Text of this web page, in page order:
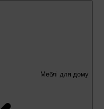
Меблі для дому